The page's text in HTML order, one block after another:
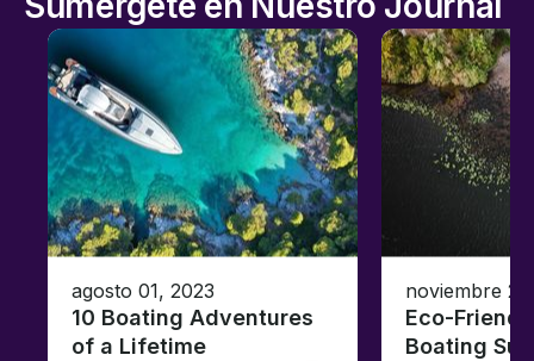
agosto 01, 2023
10 Boating Adventures
of a Lifetime
noviembre
Eco-
Boating